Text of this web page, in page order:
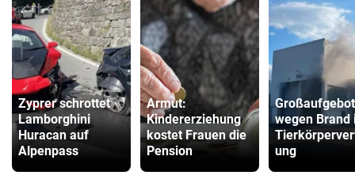
ZUM VERGLEICH
Zyprer schrottet
Lamborghini
Huracan auf
Alpenpass
Armut:
Kindererziehung
kostet Frauen die
Pension
Großaufgebot
wegen Brand
ung